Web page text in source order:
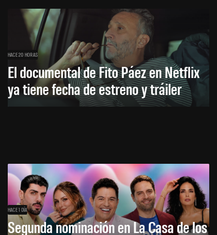
HACE 20 HORAS
El documental de Fito Páez en Netflix
ya tiene fecha de estreno y tráiler
HACE 1 DÍA
Segunda nominación en La Casa de los